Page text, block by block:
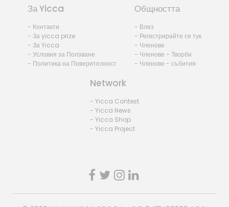
За Yicca
- Контакти
- За yicca prize
- За Yicca
- Условия за Ползване
- Политика на Поверителност
Общността
- Влез
- Регистрирайте се тук
- Членове
- Членове - Творби
- Членове - събития
Network
- Yicca Contest
- Yicca News
- Yicca Shop
- Yicca Project